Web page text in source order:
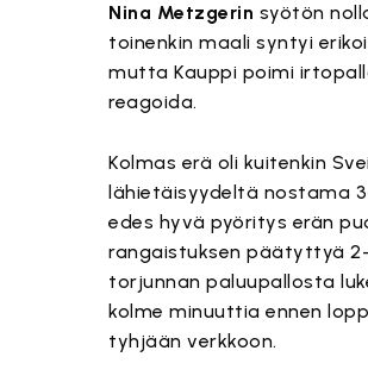
Nina Metzgerin syötön
toinenkin maali syntyi
mutta Kauppi poimi
reagoida.
Kolmas erä oli kuitenkin
lähietäisyydeltä nostama
edes hyvä pyöritys erän
rangaistuksen päätyttyä
torjunnan paluupallosta
kolme minuuttia ennen
tyhjään verkkoon.